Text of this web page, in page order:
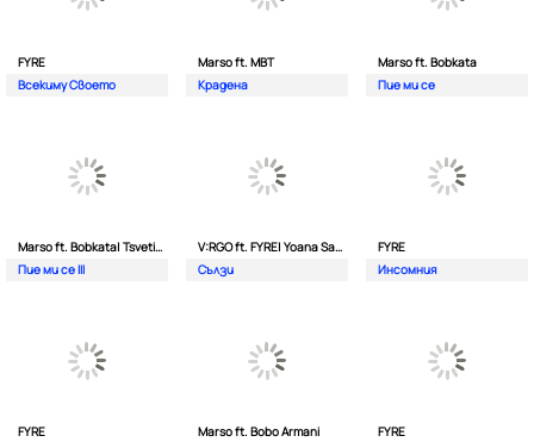
FYRE
Всекиму Своето
Marso ft. MBT
Крадена
Marso ft. Bobkata
Пие ми се
Marso ft. Bobkata| Tsvetina
Пие ми се III
V:RGO ft. FYRE| Yoana Sashova
Сълзи
FYRE
Инсомния
FYRE
Marso ft. Bobo Armani
FYRE